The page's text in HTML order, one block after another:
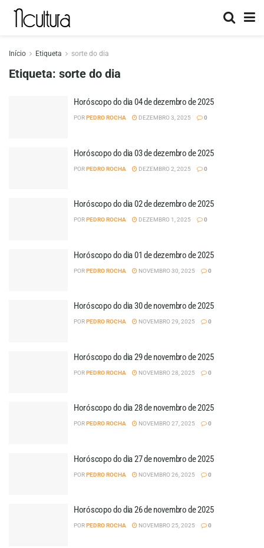
Início Etiqueta sorte do dia
Etiqueta: sorte do dia
Horóscopo do dia 04 de dezembro de 2025
PORPEDRO ROCHA DEZEMBRO 3, 2025 0
Horóscopo do dia 03 de dezembro de 2025
PORPEDRO ROCHA DEZEMBRO 2, 2025 0
Horóscopo do dia 02 de dezembro de 2025
PORPEDRO ROCHA DEZEMBRO 1, 2025 0
Horóscopo do dia 01 de dezembro de 2025
PORPEDRO ROCHA NOVEMBRO 30, 2025 0
Horóscopo do dia 30 de novembro de 2025
PORPEDRO ROCHA NOVEMBRO 29, 2025 0
Horóscopo do dia 29 de novembro de 2025
PORPEDRO ROCHA NOVEMBRO 28, 2025 0
Horóscopo do dia 28 de novembro de 2025
PORPEDRO ROCHA NOVEMBRO 27, 2025 0
Horóscopo do dia 27 de novembro de 2025
PORPEDRO ROCHA NOVEMBRO 26, 2025 0
Horóscopo do dia 26 de novembro de 2025
PORPEDRO ROCHA NOVEMBRO 25, 2025 0